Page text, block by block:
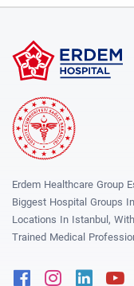
Erdem Healthcare Group
Biggest Hospital Groups
Locations In Istanbul,
Trained Medical
FacebookInstagram